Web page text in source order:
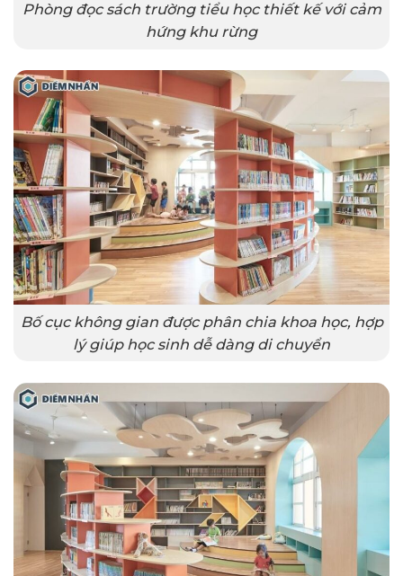
Phòng đọc sách trường tiểu học thiết kế với cảm
hứng khu rừng
Bố cục không gian được phân chia khoa học, hợp
lý giúp học sinh dễ dàng di chuyển